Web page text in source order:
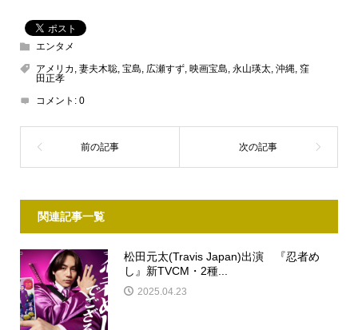
エンタメ
アメリカ 妻夫木聡, 宝島 広瀬すず, 映画宝島 永山瑛太, 沖縄 窪
田正孝
コメント: 0
関連記事一覧
松田元太(Travis Japan)出演 『忍者め
し』新TVCM・2種...
2025.04.23